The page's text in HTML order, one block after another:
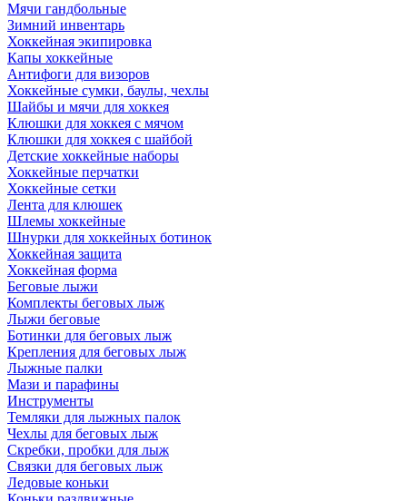
Мячи гандбольные
Зимний инвентарь
Хоккейная экипировка
Капы хоккейные
Антифоги для визоров
Хоккейные сумки, баулы, чехлы
Шайбы и мячи для хоккея
Клюшки для хоккея с мячом
Клюшки для хоккея с шайбой
Детские хоккейные наборы
Хоккейные перчатки
Хоккейные сетки
Лента для клюшек
Шлемы хоккейные
Шнурки для хоккейных ботинок
Хоккейная защита
Хоккейная форма
Беговые лыжи
Комплекты беговых лыж
Лыжи беговые
Ботинки для беговых лыж
Крепления для беговых лыж
Лыжные палки
Мази и парафины
Инструменты
Темляки для лыжных палок
Чехлы для беговых лыж
Скребки, пробки для лыж
Связки для беговых лыж
Ледовые коньки